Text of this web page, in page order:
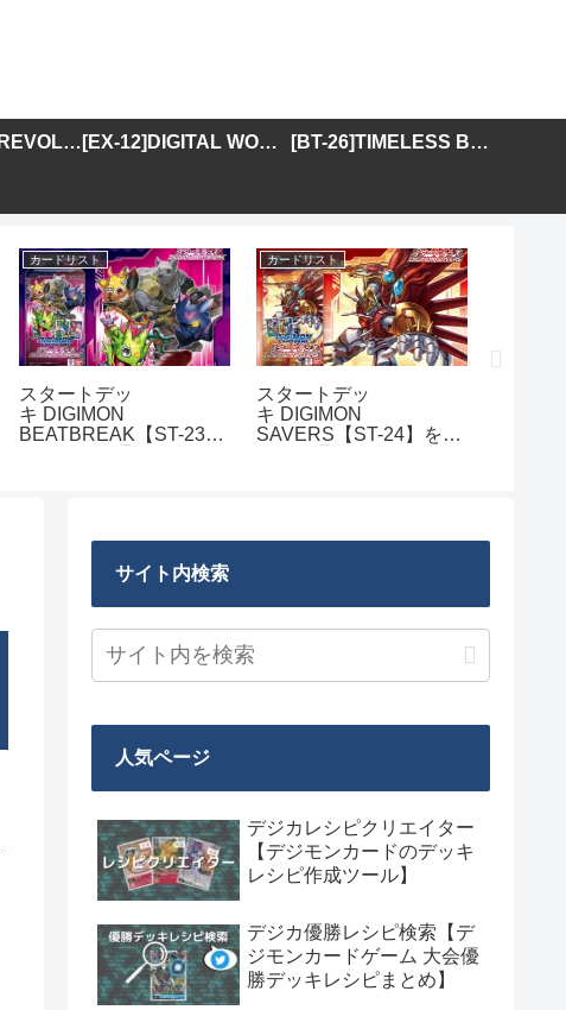
[BT-25]DUAL REVOLUTION [EX-12]DIGITAL WORLD SHAMBALA [BT-26]TIMELESS BONDS
カードリスト
スタートデッ
キ DIGIMON
BEATBREAK【ST-23】
カードリスト
スタートデッ
キ DIGIMON
SAVERS【ST-24】を取
サイト内検索
人気ページ
デジカレシピクリエイター
【デジモンカードのデッキ
レシピ作成ツール】
デジカ優勝レシピ検索【デ
ジモンカードゲーム 大会優
勝デッキレシピまとめ】